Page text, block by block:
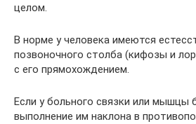
целом.
В норме у человека имеются
позвоночного столба (кифозы и
с его прямохождением.
Если у больного связки или мышцы
выполнение им наклона в